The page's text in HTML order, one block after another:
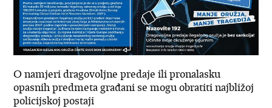
O namjeri dragovoljne predaje ili pronalasku
opasnih predmeta građani se mogu obratiti najbližoj
policijskoj postaji